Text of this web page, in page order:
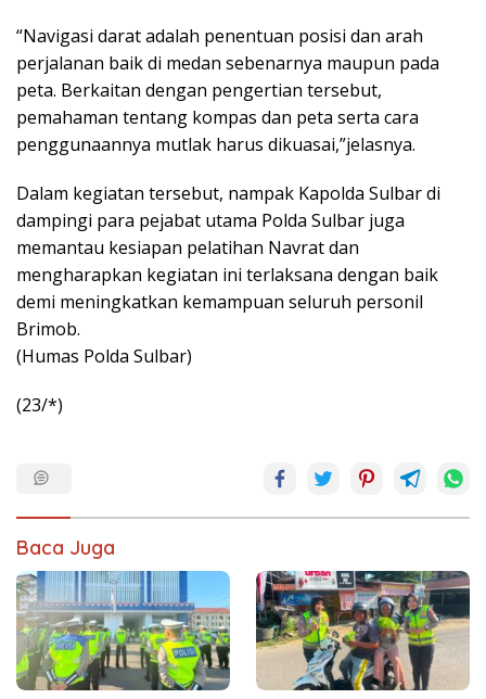
“Navigasi darat adalah penentuan posisi dan arah
perjalanan baik di medan sebenarnya maupun pada
peta. Berkaitan dengan pengertian tersebut,
pemahaman tentang kompas dan peta serta cara
penggunaannya mutlak harus dikuasai,”jelasnya.
Dalam kegiatan tersebut, nampak Kapolda Sulbar di
dampingi para pejabat utama Polda Sulbar juga
memantau kesiapan pelatihan Navrat dan
mengharapkan kegiatan ini terlaksana dengan baik
demi meningkatkan kemampuan seluruh personil
Brimob.
(Humas Polda Sulbar)
(23/*)
Baca Juga